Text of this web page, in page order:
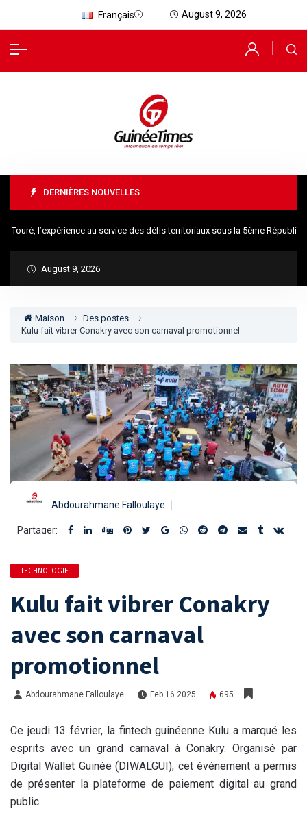
Français August 9, 2026
DERNIÈRES NOUVELLES
l’expérience au service des défis territoriaux sous la 5ème République
August 9, 2026
Maison
Des postes
Kulu fait vibrer Conakry avec son carnaval promotionnel
Abdourahmane Falloulaye
Partager:
TECHNOLOGIE
Kulu fait vibrer Conakry
avec son carnaval
promotionnel
Abdourahmane Falloulaye Feb 16 2025 695
Ce jeudi 13 février, la fintech guinéenne Kulu a marqué les
esprits avec un grand carnaval à Conakry. Organisé par
Digital Wallet Guinée (DIWALGUI), cet événement a permis
de présenter la plateforme de paiement digital au grand
public.